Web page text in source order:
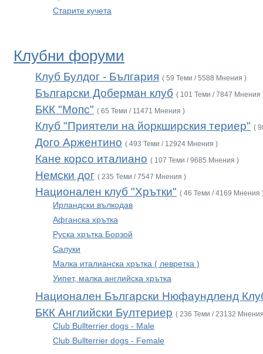
Старите кучета
Клубни форуми
Клуб Булдог - България ( 59 Теми / 5588 Мнения )
Български Доберман клуб ( 101 Теми / 7847 Мнения
БКК "Мопс" ( 65 Теми / 11471 Мнения )
Клуб "Приятели на йоркширския териер" (
Дого Аржентино ( 493 Теми / 12924 Мнения )
Кане корсо италиано ( 107 Теми / 9685 Мнения )
Немски дог ( 235 Теми / 7547 Мнения )
Национален клуб "Хрътки" ( 46 Теми / 4169 Мнения
Ирландски вълкодав
Афганска хрътка
Руска хрътка Борзой
Салуки
Малка италианска хрътка ( левретка )
Уипет, малка английска хрътка
Национален Български Нюфаундленд
БКК Английски Бултериер ( 236 Теми / 23132
Club Bullterrier dogs - Male
Club Bullterrier dogs - Female